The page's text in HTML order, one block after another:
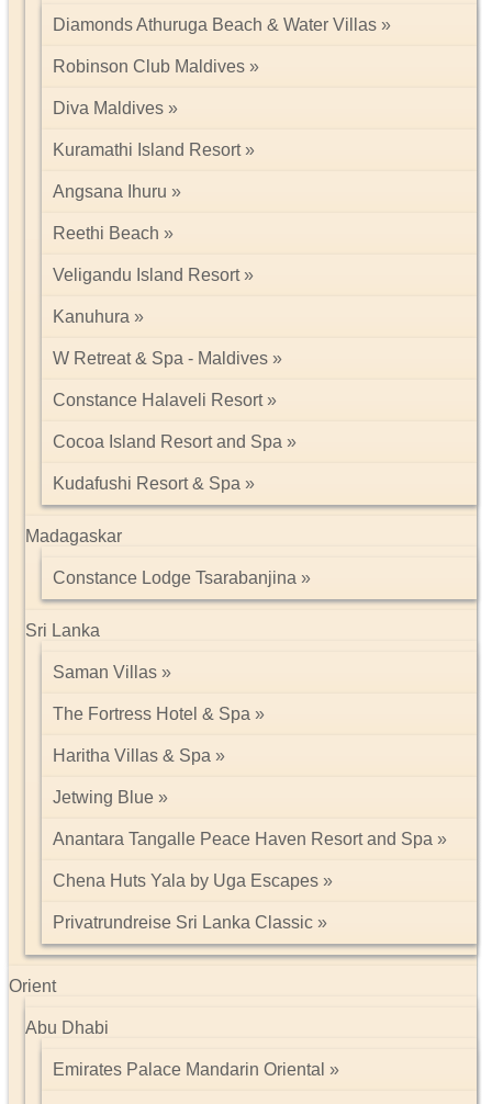
Diamonds Athuruga Beach & Water Villas
Robinson Club Maldives
Diva Maldives
Kuramathi Island Resort
Angsana Ihuru
Reethi Beach
Veligandu Island Resort
Kanuhura
W Retreat & Spa - Maldives
Constance Halaveli Resort
Cocoa Island Resort and Spa
Kudafushi Resort & Spa
Madagaskar
Constance Lodge Tsarabanjina
Sri Lanka
Saman Villas
The Fortress Hotel & Spa
Haritha Villas & Spa
Jetwing Blue
Anantara Tangalle Peace Haven Resort and Spa
Chena Huts Yala by Uga Escapes
Privatrundreise Sri Lanka Classic
Orient
Abu Dhabi
Emirates Palace Mandarin Oriental